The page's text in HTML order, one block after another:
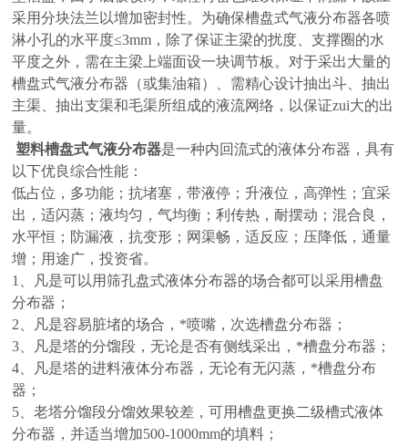
采用分块法兰以增加密封性。为确保槽盘式气液分布器各喷
淋小孔的水平度≤3mm，除了保证主梁的扰度、支撑圈的水
平度之外，需在主梁上端面设一块调节板。对于采出大量的
槽盘式气液分布器（或集油箱）、需精心设计抽出斗、抽出
主渠、抽出支渠和毛渠所组成的液流网络，以保证zui大的出
量。
塑料槽盘式气液分布器是一种内回流式的液体分布器，具有
以下优良综合性能：
低占位，多功能；抗堵塞，带液停；升液位，高弹性；宜采
出，适闪蒸；液均匀，气均衡；利传热，耐摆动；混合良，
水平恒；防漏液，抗变形；网渠畅，适反应；压降低，通量
增；用途广，投资省。
1、凡是可以用筛孔盘式液体分布器的场合都可以采用槽盘
分布器；
2、凡是容易脏堵的场合，*喷嘴，次选槽盘分布器；
3、凡是塔的分馏段，无论是否有侧线采出，*槽盘分布器；
4、凡是塔的进料液体分布器，无论有无闪蒸，*槽盘分布
器；
5、老塔分馏段分馏效果较差，可用槽盘更换二级槽式液体
分布器，并适当增加500-1000mm的填料；